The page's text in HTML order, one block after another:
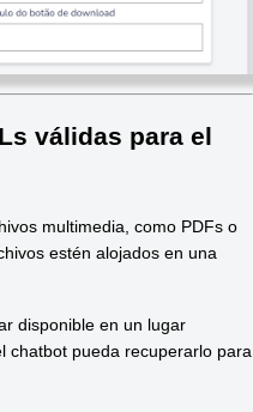
válidas para el
multimedia, como PDFs o
estén alojados en una
disponible en un lugar
chatbot pueda recuperarlo para